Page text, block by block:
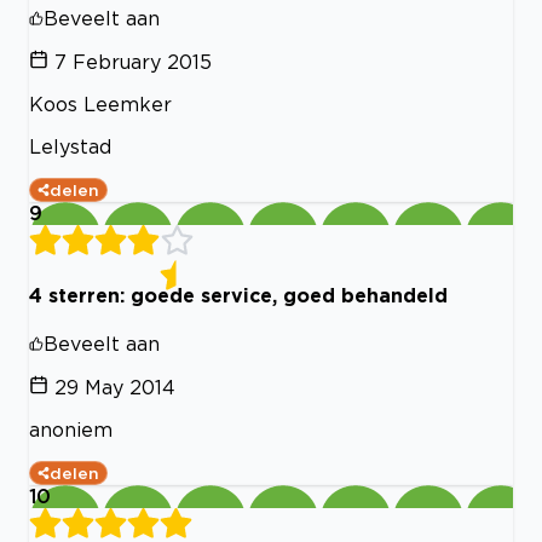
Beveelt aan
7 February 2015
Koos Leemker
Lelystad
delen
9
4 sterren: goede service, goed behandeld
Beveelt aan
29 May 2014
anoniem
delen
10